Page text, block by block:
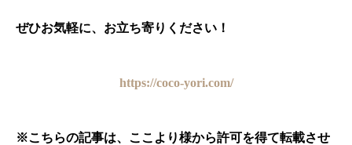
ぜひお気軽に、お立ち寄りください！
https://coco-yori.com/
※こちらの記事は、ここより様から許可を得て転載させ